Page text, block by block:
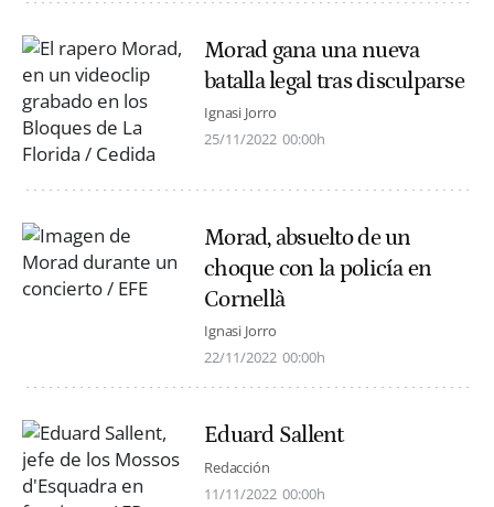
Morad gana una nueva
batalla legal tras disculparse
Ignasi Jorro
25/11/2022 00:00h
Morad, absuelto de un
choque con la policía en
Cornellà
Ignasi Jorro
22/11/2022 00:00h
Eduard Sallent
Redacción
11/11/2022 00:00h